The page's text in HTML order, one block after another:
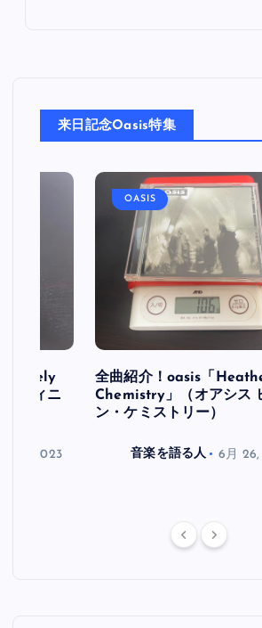
来日記念Oasis特集
フィニ
30, 2023
OASIS
全曲紹介！oasis「
Chemistry」（オアシス
ン・ケミストリー）
音楽を語る人 6月